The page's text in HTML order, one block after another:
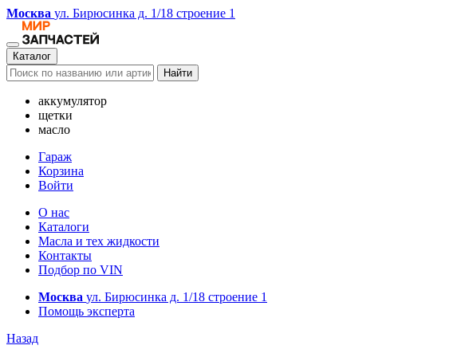
Москва ул. Бирюсинка д. 1/18 строение 1
Каталог
Найти
аккумулятор
щетки
масло
Гараж
Корзина
Войти
О нас
Каталоги
Масла и тех жидкости
Контакты
Подбор по VIN
Москва ул. Бирюсинка д. 1/18 строение 1
Помощь эксперта
Назад